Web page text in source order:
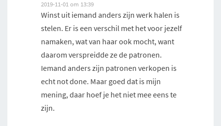
2019-11-01 om 13:39
Winst uit iemand anders zijn werk halen is
stelen. Er is een verschil met het voor jezelf
namaken, wat van haar ook mocht, want
daarom verspreidde ze de patronen.
Iemand anders zijn patronen verkopen is
echt not done. Maar goed dat is mijn
mening, daar hoef je het niet mee eens te
zijn.